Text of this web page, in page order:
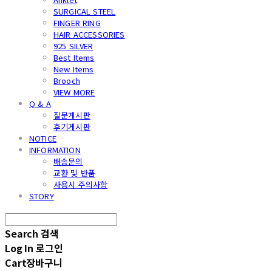
SURGICAL STEEL
FINGER RING
HAIR ACCESSORIES
925 SILVER
Best Items
New Items
Brooch
VIEW MORE
Q & A
질문게시판
후기게시판
NOTICE
INFORMATION
배송문의
교환 및 반품
사용시 주의사항
STORY
Search 검색
Log In 로그인
Cart장바구니